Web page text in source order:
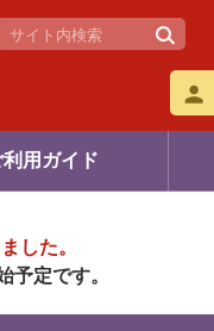
利用ガイド
した。
予定です。